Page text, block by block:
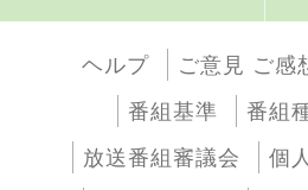
ヘルプ ご意見 ご感
番組基準
番組
放送番組審議会
個